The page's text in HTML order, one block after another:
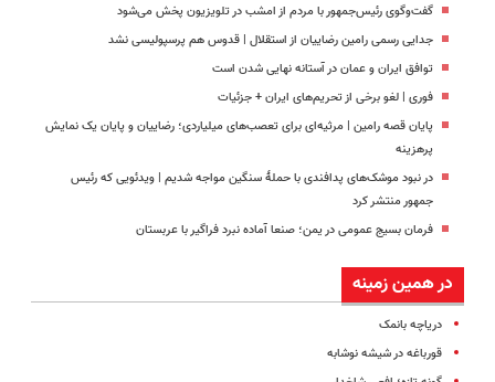
گفت‌وگوی رئیس‌جمهور با مردم از امشب در تلویزیون پخش می‌شود
جدایی رسمی رامین رضاییان از استقلال | قدوس هم پرسپولیسی نشد
توافق ایران و عمان در آستانه نهایی شدن است
فوری | لغو برخی از تحریم‌های ایران + جزئیات
پایان قصه رامین | مرثیه‌ای برای تعصب‌های میلیاردی؛ رضاییان و پایان یک نمایش
پرهزینه
در نبود موشک‌های پدافندی با حملهٔ سنگین مواجه شدیم | ویدئویی که رئیس
جمهور منتشر کرد
فرمان بسیج عمومی در یمن؛ صنعا آماده نبرد فراگیر با عربستان
در همین زمینه
دریاچه بانمک
قورباغه در شیشه نوشابه